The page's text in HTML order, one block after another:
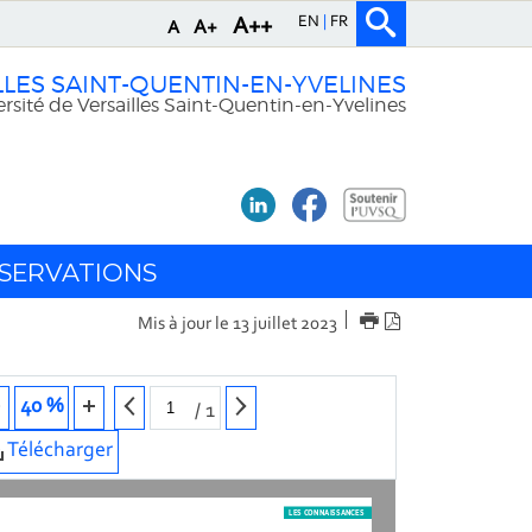
A A+ A++ EN FR
SAINT-QUENTIN-EN-YVELINES
de Versailles Saint-Quentin-en-Yvelines
Mis à jour le 13 juillet 2023 IMPRIMER
40 % / 1
Télécharger
LES CONNAISSANCES